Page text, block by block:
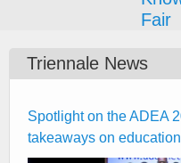
Triennale News
Spotlight on the ADEA
takeaways on